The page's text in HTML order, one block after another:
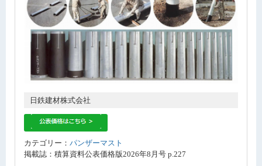
日鉄建材株式会社
カテゴリー： パンザーマスト
掲載誌：積算資料公表価格版2026年8月号 p.227